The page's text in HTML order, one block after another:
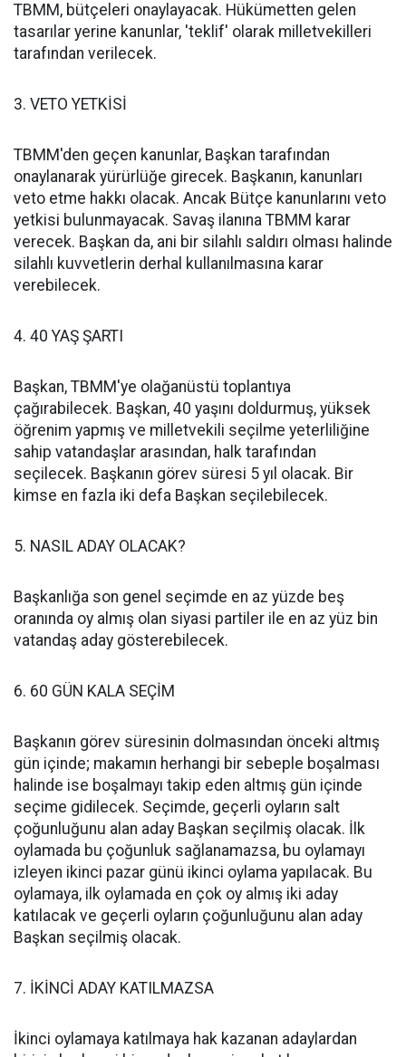
TBMM, bütçeleri onaylayacak. Hükümetten gelen
tasarılar yerine kanunlar, 'teklif' olarak milletvekilleri
tarafından verilecek.
3. VETO YETKİSİ
TBMM'den geçen kanunlar, Başkan tarafından
onaylanarak yürürlüğe girecek. Başkanın, kanunları
veto etme hakkı olacak. Ancak Bütçe kanunlarını veto
yetkisi bulunmayacak. Savaş ilanına TBMM karar
verecek. Başkan da, ani bir silahlı saldırı olması halinde
silahlı kuvvetlerin derhal kullanılmasına karar
verebilecek.
4. 40 YAŞ ŞARTI
Başkan, TBMM'ye olağanüstü toplantıya
çağırabilecek. Başkan, 40 yaşını doldurmuş, yüksek
öğrenim yapmış ve milletvekili seçilme yeterliliğine
sahip vatandaşlar arasından, halk tarafından
seçilecek. Başkanın görev süresi 5 yıl olacak. Bir
kimse en fazla iki defa Başkan seçilebilecek.
5. NASIL ADAY OLACAK?
Başkanlığa son genel seçimde en az yüzde beş
oranında oy almış olan siyasi partiler ile en az yüz bin
vatandaş aday gösterebilecek.
6. 60 GÜN KALA SEÇİM
Başkanın görev süresinin dolmasından önceki altmış
gün içinde; makamın herhangi bir sebeple boşalması
halinde ise boşalmayı takip eden altmış gün içinde
seçime gidilecek. Seçimde, geçerli oyların salt
çoğunluğunu alan aday Başkan seçilmiş olacak. İlk
oylamada bu çoğunluk sağlanamazsa, bu oylamayı
izleyen ikinci pazar günü ikinci oylama yapılacak. Bu
oylamaya, ilk oylamada en çok oy almış iki aday
katılacak ve geçerli oyların çoğunluğunu alan aday
Başkan seçilmiş olacak.
7. İKİNCİ ADAY KATILMAZSA
İkinci oylamaya katılmaya hak kazanan adaylardan